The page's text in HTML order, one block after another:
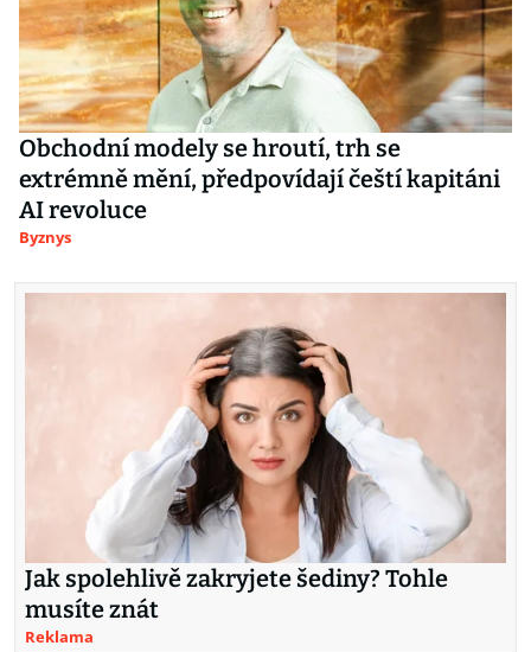
Obchodní modely se hroutí, trh se
extrémně mění, předpovídají čeští kapitáni
AI revoluce
Byznys
Jak spolehlivě zakryjete šediny? Tohle
musíte znát
Reklama